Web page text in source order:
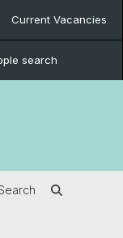
Current Vacancies
search